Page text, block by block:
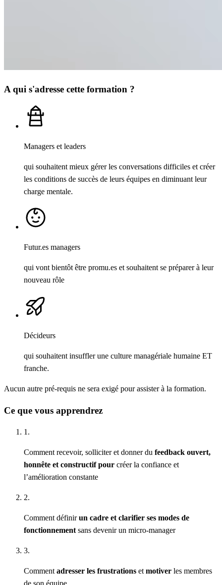
A qui s'adresse cette formation ?
Managers et leaders
qui souhaitent mieux gérer les conversations difficiles et créer
les conditions de succès de leurs équipes en diminuant leur
charge mentale.
Futur.es managers
qui vont bientôt être promu.es et souhaitent se préparer à leur
nouveau rôle
Décideurs
qui souhaitent insuffler une culture managériale humaine ET
franche.
Aucun autre pré-requis ne sera exigé pour assister à la formation.
Ce que vous apprendrez
1.
Comment recevoir, solliciter et donner du feedback ouvert,
honnête et constructif pour créer la confiance et
l’amélioration constante
2.
Comment définirun cadre et clarifier ses modes de
fonctionnement sans devenir un micro-manager
3.
Comment adresser les frustrations et motiver les membres